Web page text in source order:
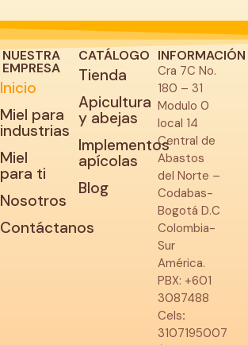
NUESTRA
EMPRESA
Inicio
Miel para
industrias
Miel
para ti
Nosotros
Contáctanos
CATÁLOGO
Tienda
Apicultura
y abejas
Implementos
apícolas
Blog
INFORMACIÓN
Cra 7C No.
180 – 31
Modulo 0
local 14
Central de
Abastos
del Norte –
Codabas-
Bogotá D.C
Colombia-
Sur
América.
PBX: +601
3087488
Cels:
3107195007